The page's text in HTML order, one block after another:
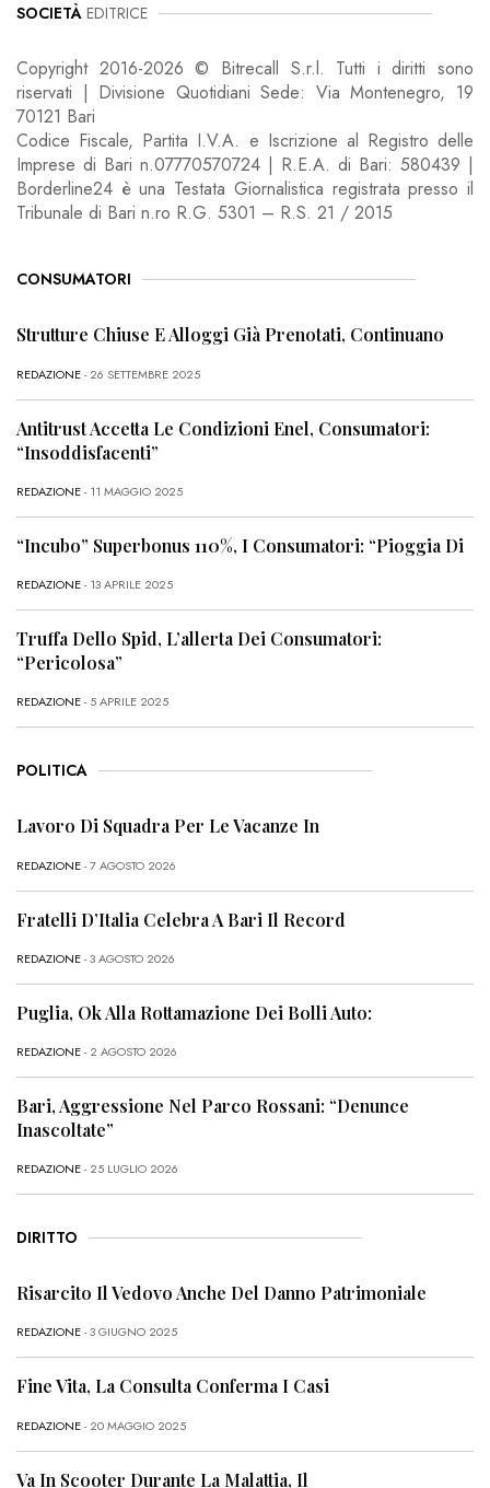
SOCIETÀ EDITRICE
Copyright 2016-2026 © Bitrecall S.r.l. Tutti i diritti sono
riservati | Divisione Quotidiani Sede: Via Montenegro, 19
70121 Bari
Codice Fiscale, Partita I.V.A. e Iscrizione al Registro delle
Imprese di Bari n.07770570724 | R.E.A. di Bari: 580439 |
Borderline24 è una Testata Giornalistica registrata presso il
Tribunale di Bari n.ro R.G. 5301 – R.S. 21 / 2015
CONSUMATORI
Strutture Chiuse E Alloggi Già Prenotati, Continuano
REDAZIONE- 26 SETTEMBRE 2025
Antitrust Accetta Le Condizioni Enel, Consumatori:
“Insoddisfacenti”
REDAZIONE- 11 MAGGIO 2025
“Incubo” Superbonus 110%, I Consumatori: “Pioggia Di
REDAZIONE- 13 APRILE 2025
Truffa Dello Spid, L’allerta Dei Consumatori:
“Pericolosa”
REDAZIONE- 5 APRILE 2025
POLITICA
Lavoro Di Squadra Per Le Vacanze In
REDAZIONE- 7 AGOSTO 2026
Fratelli D’Italia Celebra A Bari Il Record
REDAZIONE- 3 AGOSTO 2026
Puglia, Ok Alla Rottamazione Dei Bolli Auto:
REDAZIONE- 2 AGOSTO 2026
Bari, Aggressione Nel Parco Rossani: “Denunce
Inascoltate”
REDAZIONE- 25 LUGLIO 2026
DIRITTO
Risarcito Il Vedovo Anche Del Danno Patrimoniale
REDAZIONE- 3 GIUGNO 2025
Fine Vita, La Consulta Conferma I Casi
REDAZIONE- 20 MAGGIO 2025
Va In Scooter Durante La Malattia, Il